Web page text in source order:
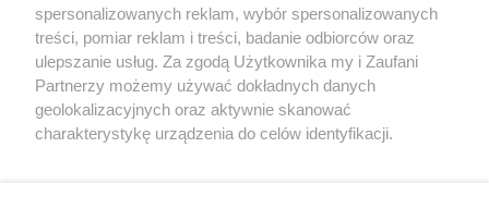
X Facebook Instagram Youtube
spersonalizowanych reklam, wybór spersonalizowanych
treści, pomiar reklam i treści, badanie odbiorców oraz
ulepszanie usług. Za zgodą Użytkownika my i Zaufani
Partnerzy możemy używać dokładnych danych
geolokalizacyjnych oraz aktywnie skanować
charakterystykę urządzenia do celów identyfikacji.